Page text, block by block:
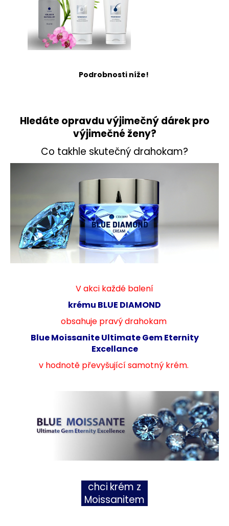
Podrobnosti níže!
Hledáte opravdu výjimečný dárek pro
výjimečné ženy?
Co takhle skutečný drahokam?
V akci každé balení
krému BLUE DIAMOND
obsahuje pravý drahokam
Blue Moissanite Ultimate Gem Eternity
Excellance
v hodnotě převyšující samotný krém.
chci krém z
Moissanitem